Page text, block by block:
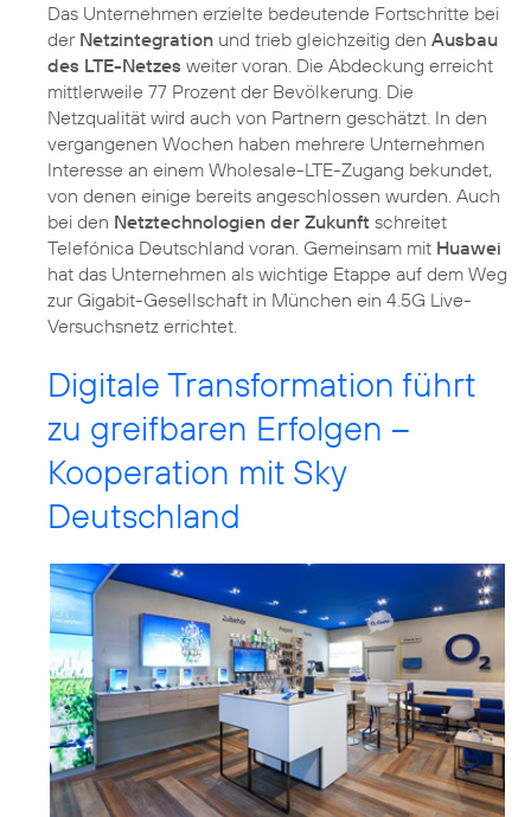
Das Unternehmen erzielte bedeutende Fortschritte bei
der Netzintegration und trieb gleichzeitig den Ausbau
des LTE-Netzes weiter voran. Die Abdeckung erreicht
mittlerweile 77 Prozent der Bevölkerung. Die
Netzqualität wird auch von Partnern geschätzt. In den
vergangenen Wochen haben mehrere Unternehmen
Interesse an einem Wholesale-LTE-Zugang bekundet,
von denen einige bereits angeschlossen wurden. Auch
bei den Netztechnologien der Zukunft schreitet
Telefónica Deutschland voran. Gemeinsam mit Huawei
hat das Unternehmen als wichtige Etappe auf dem Weg
zur Gigabit-Gesellschaft in München ein 4.5G Live-
Versuchsnetz errichtet.
Digitale Transformation führt
zu greifbaren Erfolgen –
Kooperation mit Sky
Deutschland